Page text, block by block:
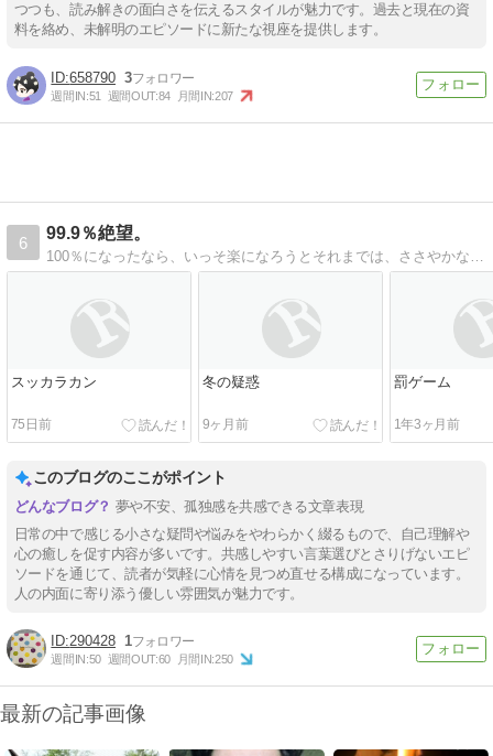
つつも、読み解きの面白さを伝えるスタイルが魅力です。過去と現在の資
料を絡め、未解明のエピソードに新たな視座を提供します。
658790 3
週間IN:51 週間OUT:84 月間IN:207
6
99.9％絶望。
スッカラカン
75日前
冬の疑惑
9ヶ月前
罰ゲーム
1年3ヶ月前
このブログのここがポイント
夢や不安、孤独感を共感できる文章表現
日常の中で感じる小さな疑問や悩みをやわらかく綴るもので、自己理解や
心の癒しを促す内容が多いです。共感しやすい言葉選びとさりげないエピ
ソードを通じて、読者が気軽に心情を見つめ直せる構成になっています。
人の内面に寄り添う優しい雰囲気が魅力です。
290428 1
週間IN:50 週間OUT:60 月間IN:250
最新の記事画像